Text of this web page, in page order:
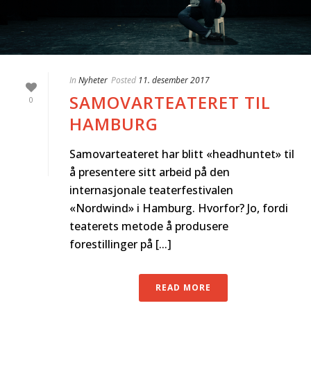
0
In Nyheter Posted 11. desember 2017
SAMOVARTEATERET TIL
HAMBURG
Samovarteateret har blitt «headhuntet» til
å presentere sitt arbeid på den
internasjonale teaterfestivalen
«Nordwind» i Hamburg. Hvorfor? Jo, fordi
teaterets metode å produsere
forestillinger på [...]
READ MORE